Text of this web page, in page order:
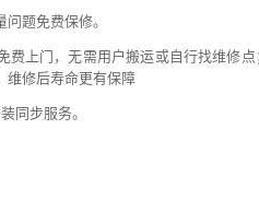
题免费保修。
费上门，无需用户搬运或自行找维修点
维修后寿命更有保障
同步服务。